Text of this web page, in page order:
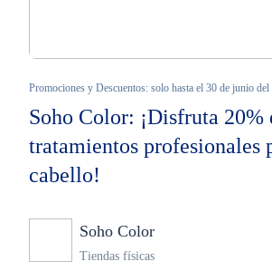
Promociones y Descuentos: solo hasta el 30 de junio del
Soho Color: ¡Disfruta 20%
tratamientos profesionales
cabello!
Soho Color
Tiendas físicas